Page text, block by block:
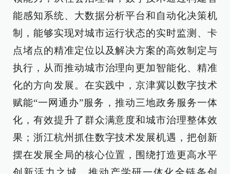
能感知系统、大数据分析平台和自动化决策机
制，能够实现对城市运行状态的实时监测、卡
点堵点的精准定位以及解决方案的高效制定与
执行，从而推动城市治理向更加智能化、精准
化的方向发展。在实践中，京津冀以数字技术
赋能“一网通办”服务，推动三地政务服务一体
化，有效提升了群众满意度和城市治理整体效
果；浙江杭州抓住数字技术发展机遇，把创新
摆在发展全局的核心位置，围绕打造更高水平